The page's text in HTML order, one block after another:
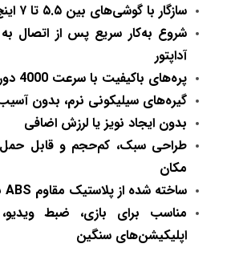
سازگار با گوشی‌های بین ۵.۵ تا ۷ اینچ
شروع به‌کار سریع پس از اتصال به
آداپتور
پره‌های باکیفیت با سرعت 4000 دور در دقیقه
گیره‌های سیلیکونی نرم، بدون
بدون ایجاد نویز یا لرزش اضافی
طراحی سبک، کم‌حجم و قابل حمل
مکان
ساخته شده از پلاستیک مقاوم ABS
مناسب برای بازی، ضبط
اپلیکیشن‌های سنگین